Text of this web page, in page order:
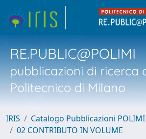
RE.PUBLIC@POLIMI
pubblicazioni di ricerca
Politecnico di Milano
IRIS
Catalogo Pubblicazioni POLIMI
02 CONTRIBUTO IN VOLUME